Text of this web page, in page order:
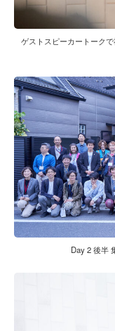
ゲストスピーカートーク
Day 2 後半